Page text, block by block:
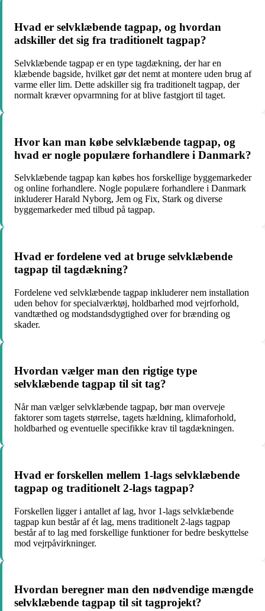
Hvad er selvklæbende tagpap, og hvordan
adskiller det sig fra traditionelt tagpap?
Selvklæbende tagpap er en type tagdækning, der har en
klæbende bagside, hvilket gør det nemt at montere uden brug af
varme eller lim. Dette adskiller sig fra traditionelt tagpap, der
normalt kræver opvarmning for at blive fastgjort til taget.
Hvor kan man købe selvklæbende tagpap, og
hvad er nogle populære forhandlere i Danmark?
Selvklæbende tagpap kan købes hos forskellige byggemarkeder
og online forhandlere. Nogle populære forhandlere i Danmark
inkluderer Harald Nyborg, Jem og Fix, Stark og diverse
byggemarkeder med tilbud på tagpap.
Hvad er fordelene ved at bruge selvklæbende
tagpap til tagdækning?
Fordelene ved selvklæbende tagpap inkluderer nem installation
uden behov for specialværktøj, holdbarhed mod vejrforhold,
vandtæthed og modstandsdygtighed over for brænding og
skader.
Hvordan vælger man den rigtige type
selvklæbende tagpap til sit tag?
Når man vælger selvklæbende tagpap, bør man overveje
faktorer som tagets størrelse, tagets hældning, klimaforhold,
holdbarhed og eventuelle specifikke krav til tagdækningen.
Hvad er forskellen mellem 1-lags selvklæbende
tagpap og traditionelt 2-lags tagpap?
Forskellen ligger i antallet af lag, hvor 1-lags selvklæbende
tagpap kun består af ét lag, mens traditionelt 2-lags tagpap
består af to lag med forskellige funktioner for bedre beskyttelse
mod vejrpåvirkninger.
Hvordan beregner man den nødvendige mængde
selvklæbende tagpap til sit tagprojekt?